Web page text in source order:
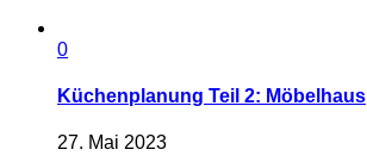
0
Küchenplanung Teil 2: Möbelhaus
27. Mai 2023